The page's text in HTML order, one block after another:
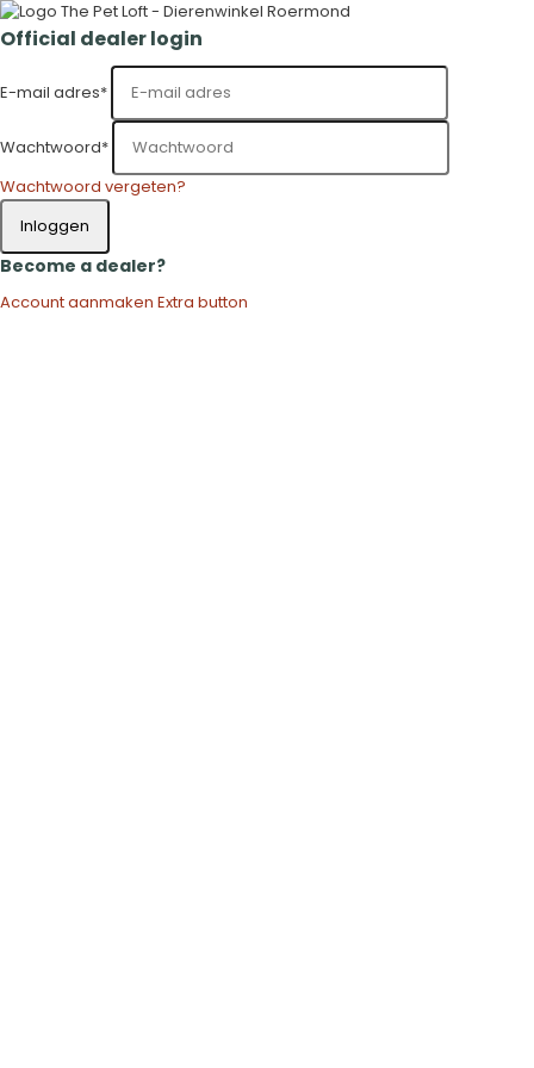
Official dealer login
E-mail adres*
Wachtwoord*
Wachtwoord vergeten?
Inloggen
Become a dealer?
Account aanmaken Extra button